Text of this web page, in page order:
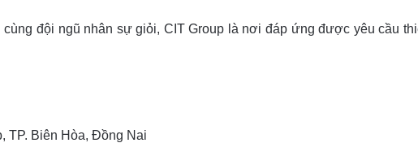
đội ngũ nhân sự giỏi, CIT Group là nơi đáp ứng được yêu cầu
TP. Biên Hòa, Đồng Nai